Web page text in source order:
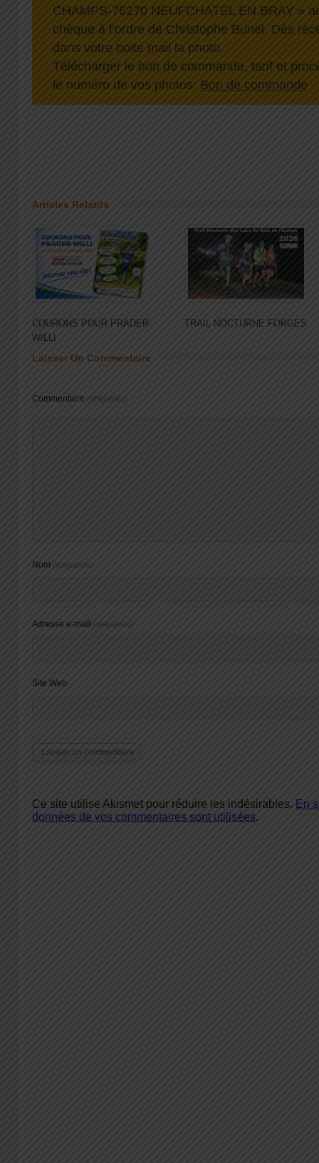
CHAMPS-76270 NEUFCHATEL EN BRAY »
chèque à l’ordre de Christophe Bunel. Dès
dans votre boite mail la photo.
Télécharger le bon de commande, tarif et
le numéro de vos photos: Bon de commande
Articles Relatifs
COURONS POUR PRADER-
WILLI
TRAIL NOCTURNE FORGES
Laisser Un Commentaire
Commentaire (obligatoire)
Nom (obligatoire)
Adresse e-mail (obligatoire)
Site Web
Ce site utilise Akismet pour réduire les indésirables. En
données de vos commentaires sont utilisées.